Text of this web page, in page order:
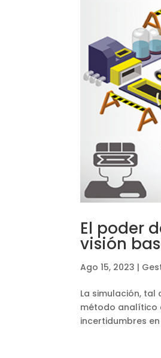
El poder
visión
Ago 15, 2023 |
La simulación, tal
método analítico
incertidumbres